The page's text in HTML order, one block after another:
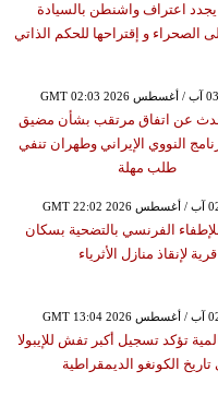
اعتراف واشنطن بالسيادة
الصحراء و إقتراحها للحكم الذاتي
عن اتفاق مرتقب بشأن مضيق
النووي الإيراني وطهران تنفي
طلب مهلة
الفرنسي بالتضحية بسكان
قرية لإنقاذ منازل الأثرياء
تؤكد تسجيل أكبر تفش للإيبولا
الكونغو الديمقراطية